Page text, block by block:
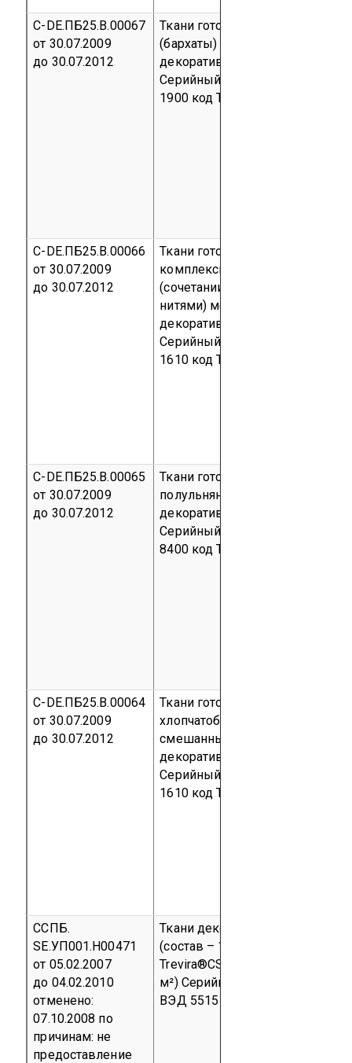
С-DE.ПБ25.В.00067
от 30.07.2009
до 30.07.2012
Ткани готовые ворсовые
(бархаты) мебельно-
декоративные, портьерные
Серийный выпуск
1900 код ТН ВЭД 5801 00 000 0
С-DE.ПБ25.В.00066
от 30.07.2009
до 30.07.2012
Ткани готовые из
комплексных нитей и в смеси
(сочетании с другими
нитями) мебельно-
декоративные, портьерные
Серийный выпуск
1610 код ТН ВЭД 5407 00 000 0
С-DE.ПБ25.В.00065
от 30.07.2009
до 30.07.2012
Ткани готовые льняные,
полульняные мебельно-
декоративные, портьерные
Серийный выпуск
8400 код ТН ВЭД 5309 00 000 0
С-DE.ПБ25.В.00064
от 30.07.2009
до 30.07.2012
Ткани готовые
хлопчатобумажные и
смешанные мебельно-
декоративные, портьерные
Серийный выпуск
1610 код ТН ВЭД 5211 00 000 0
ССПБ.
SE.УП001.Н00471
от 05.02.2007
до 04.02.2010
отменено:
07.10.2008 по
причинам: не
предоставление
Ткани декоративно-отделочные
(состав – 100% волокно
Trevira®CS; плотность 60 - 600
м²) Серийный выпуск
ВЭД 5515 12 900 0